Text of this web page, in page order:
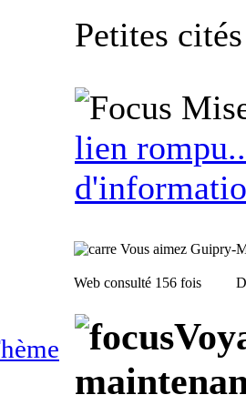
Petites
lien
Vous aimez Guipry-
Web consulté 156 fois